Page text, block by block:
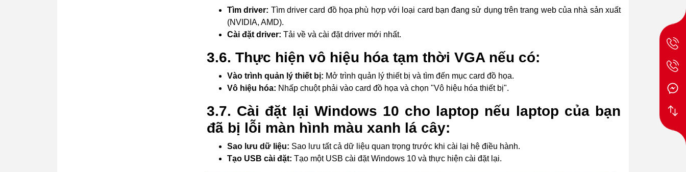
Tìm driver: Tìm driver card đồ họa phù hợp với loại card bạn đang sử dụng trên trang web của nhà sản xuất
(NVIDIA, AMD).
Cài đặt driver: Tải về và cài đặt driver mới nhất.
3.6. Thực hiện vô hiệu hóa tạm thời VGA nếu có:
Vào trình quản lý thiết bị: Mở trình quản lý thiết bị và tìm đến mục card đồ họa.
Vô hiệu hóa: Nhấp chuột phải vào card đồ họa và chọn "Vô hiệu hóa thiết bị".
3.7. Cài đặt lại Windows 10 cho laptop nếu laptop của bạn
đã bị lỗi màn hình màu xanh lá cây:
Sao lưu dữ liệu: Sao lưu tất cả dữ liệu quan trọng trước khi cài lại hệ điều hành.
Tạo USB cài đặt: Tạo một USB cài đặt Windows 10 và thực hiện cài đặt lại.